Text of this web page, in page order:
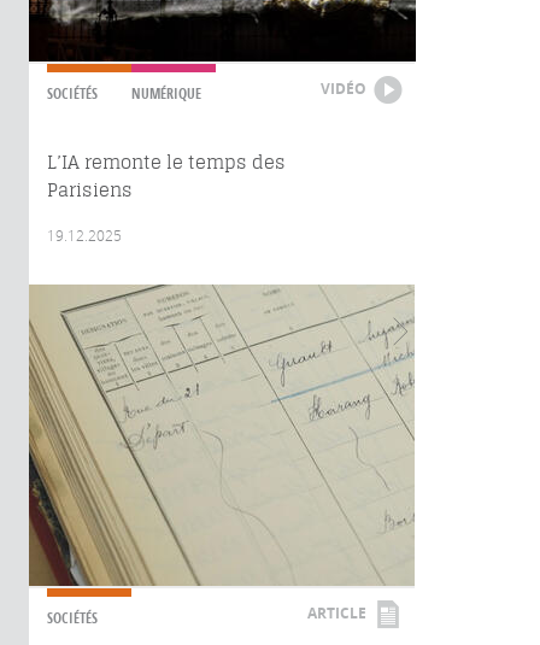
SOCIÉTÉS NUMÉRIQUE VIDÉO
L’IA remonte le temps des
Parisiens
19.12.2025
SOCIÉTÉS ARTICLE